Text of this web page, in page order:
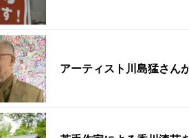
アーティスト川島猛さ